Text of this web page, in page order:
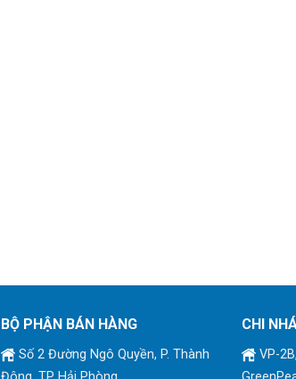
BỘ PHẬN BÁN HÀNG
Số 2 Đường Ngô Quyền, P. Thành
CHI
VP-